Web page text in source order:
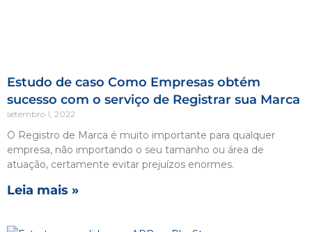
Estudo de caso Como Empresas obtém
sucesso com o serviço de Registrar sua Marca
setembro 1, 2022
O Registro de Marca é muito importante para qualquer
empresa, não importando o seu tamanho ou área de
atuação, certamente evitar prejuízos enormes.
Leia mais »